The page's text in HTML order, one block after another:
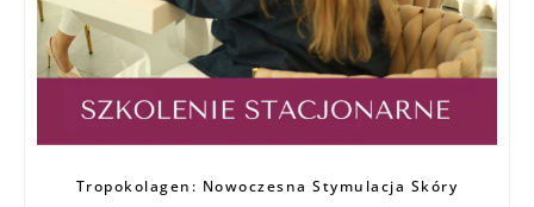
Tropokolagen: Nowoczesna Stymulacja Skóry
cen: